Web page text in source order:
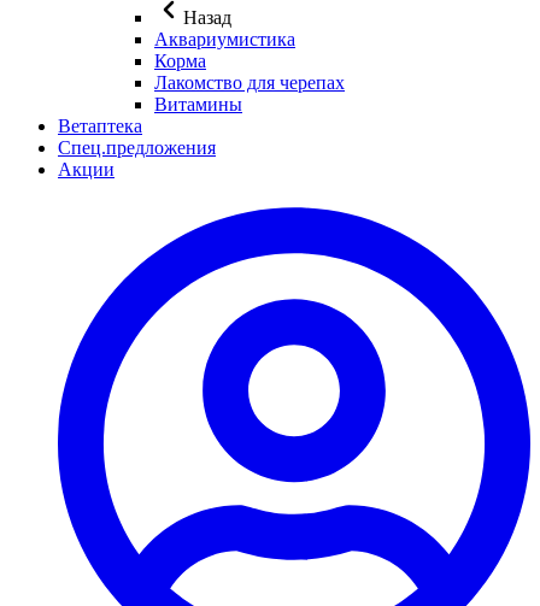
Назад
Аквариумистика
Корма
Лакомство для черепах
Витамины
Ветаптека
Спец.предложения
Акции